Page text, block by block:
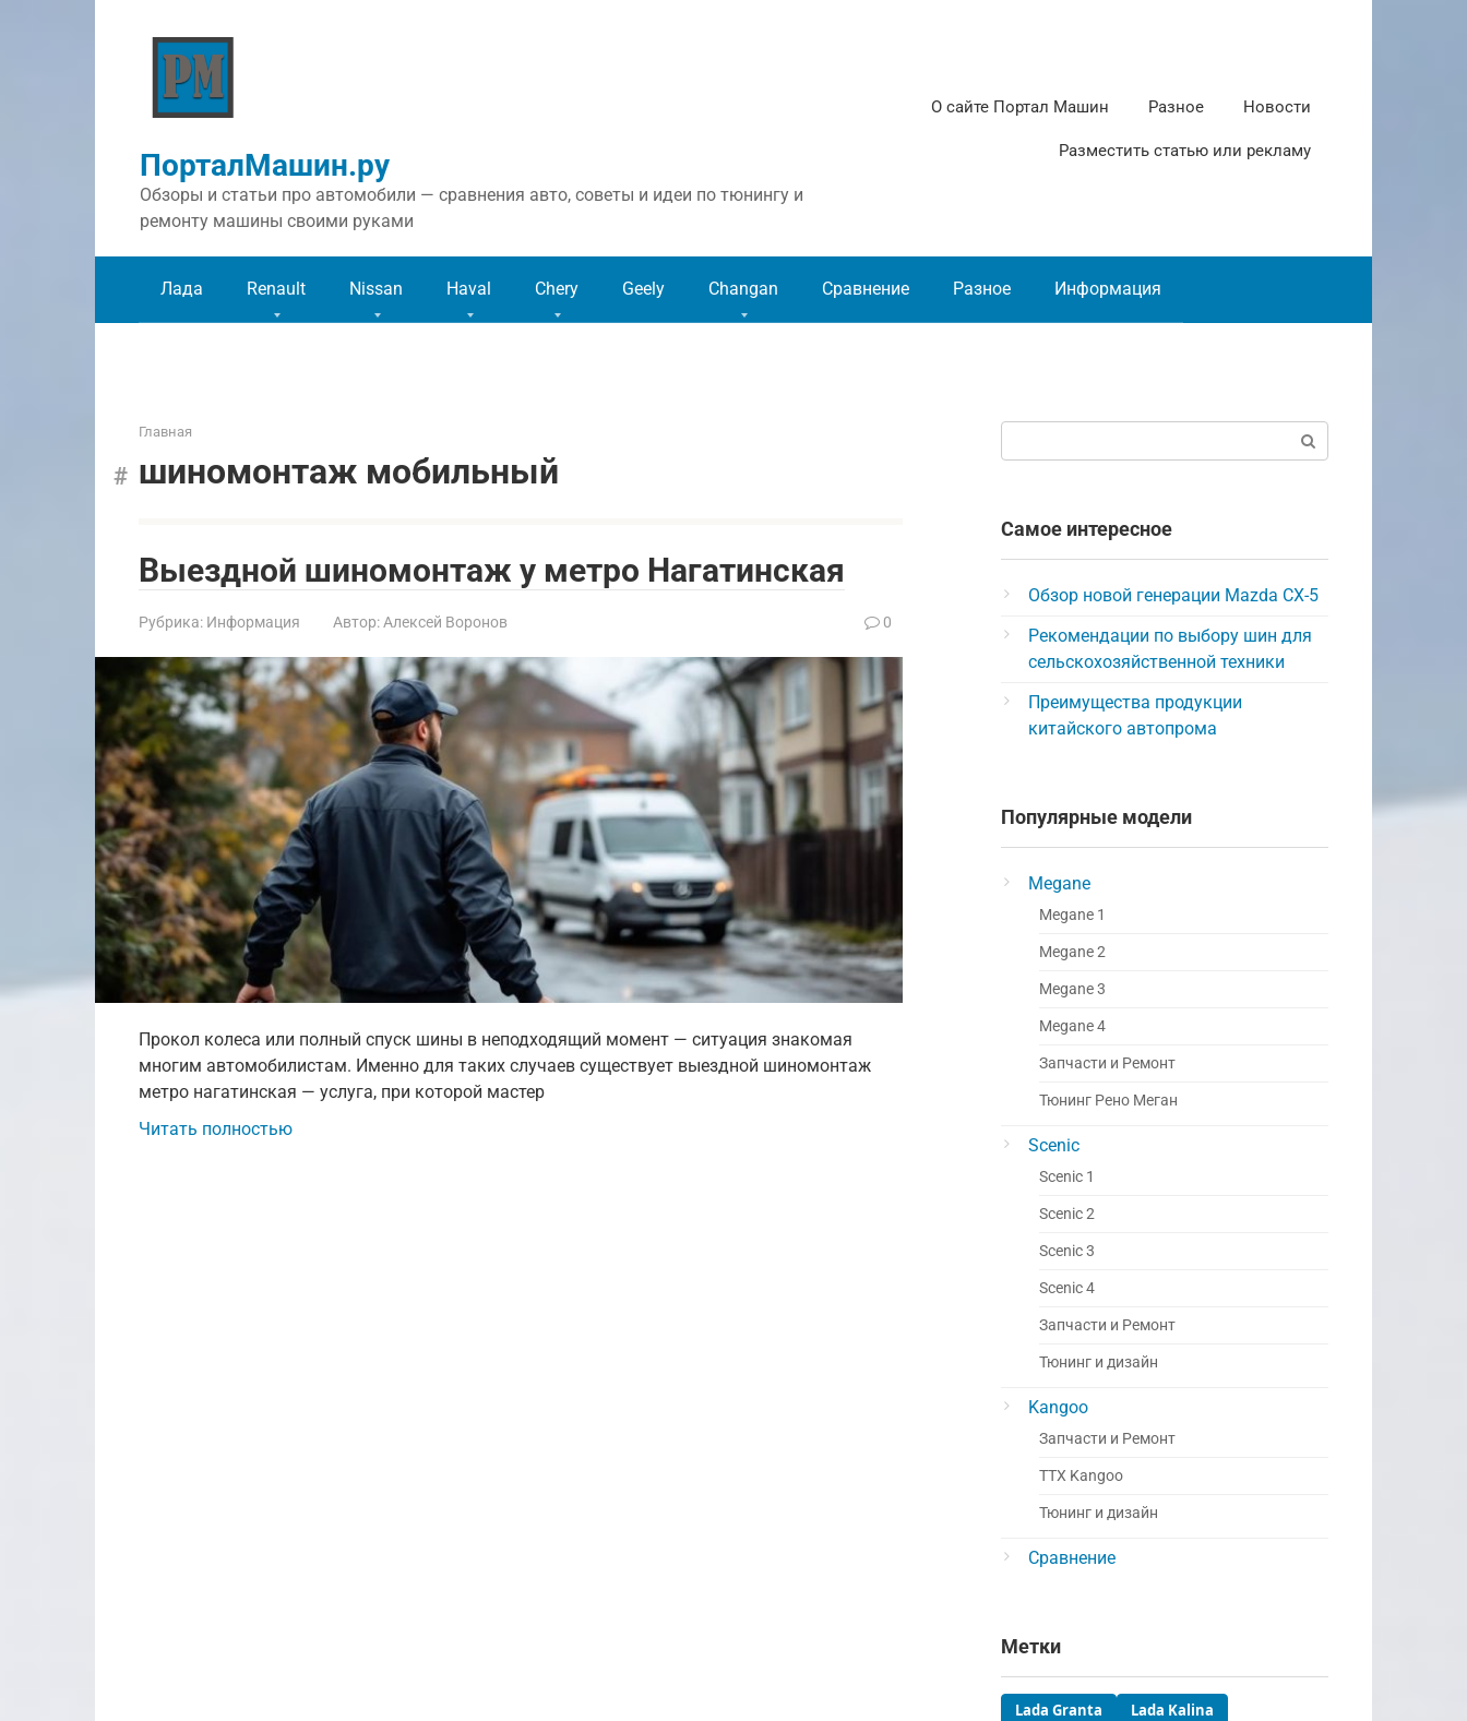
ПорталМашин.ру
Обзоры и статьи про автомобили — сравнения авто, советы и идеи по тюнингу и
ремонту машины своими руками
О сайте Портал Машин Разное Новости
Разместить статью или рекламу
Лада Renault Nissan Haval Chery Geely Changan Сравнение Разное Информация
Главная
шиномонтаж мобильный
Выездной шиномонтаж у метро Нагатинская
Рубрика: Информация Автор: Алексей Воронов 0
Прокол колеса или полный спуск шины в неподходящий момент — ситуация знакомая
многим автомобилистам. Именно для таких случаев существует выездной шиномонтаж
метро нагатинская — услуга, при которой мастер
Читать полностью
Самое интересное
Обзор новой генерации Mazda CX-5
Рекомендации по выбору шин для
сельскохозяйственной техники
Преимущества продукции
китайского автопрома
Популярные модели
Megane
Megane 1
Megane 2
Megane 3
Megane 4
Запчасти и Ремонт
Тюнинг Рено Меган
Scenic
Scenic 1
Scenic 2
Scenic 3
Scenic 4
Запчасти и Ремонт
Тюнинг и дизайн
Kangoo
Запчасти и Ремонт
ТТХ Kangoo
Тюнинг и дизайн
Сравнение
Метки
Lada Granta
Lada Kalina